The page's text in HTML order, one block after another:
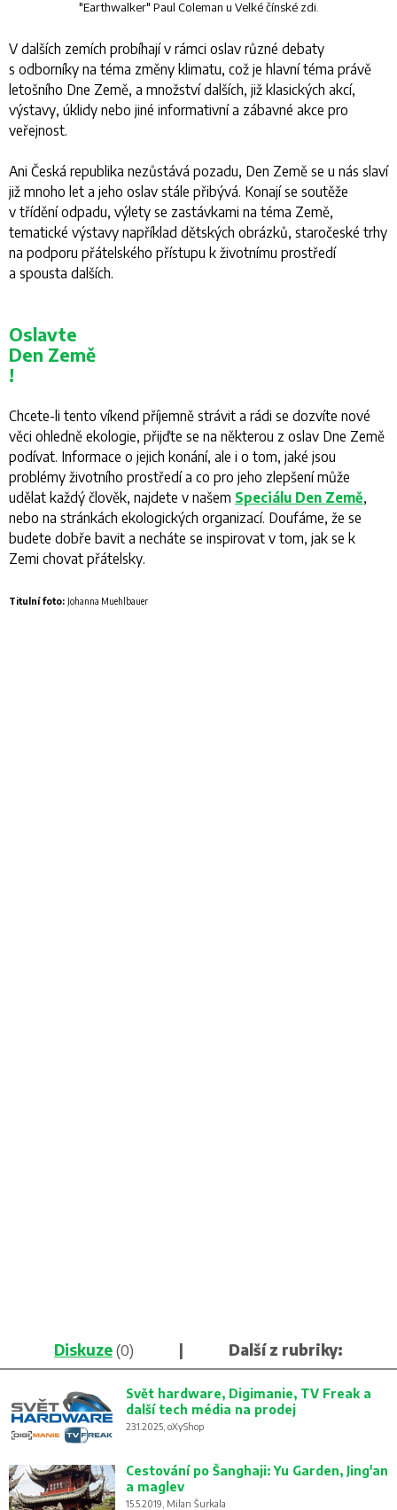
"Earthwalker" Paul Coleman u Velké čínské zdi.
V dalších zemích probíhají v rámci oslav různé debaty
s odborníky na téma změny klimatu, což je hlavní téma právě
letošního Dne Země, a množství dalších, již klasických akcí,
výstavy, úklidy nebo jiné informativní a zábavné akce pro
veřejnost.
Ani Česká republika nezůstává pozadu, Den Země se u nás slaví
již mnoho let a jeho oslav stále přibývá. Konají se soutěže
v třídění odpadu, výlety se zastávkami na téma Země,
tematické výstavy například dětských obrázků, staročeské trhy
na podporu přátelského přístupu k životnímu prostředí
a spousta dalších.
Oslavte
Den Země
!
Chcete-li tento víkend příjemně strávit a rádi se dozvíte nové
věci ohledně ekologie, přijďte se na některou z oslav Dne Země
podívat. Informace o jejich konání, ale i o tom, jaké jsou
problémy životního prostředí a co pro jeho zlepšení může
udělat každý člověk, najdete v našem Speciálu Den Země,
nebo na stránkách ekologických organizací. Doufáme, že se
budete dobře bavit a necháte se inspirovat v tom, jak se k
Zemi chovat přátelsky.
Titulní foto: Johanna Muehlbauer
Diskuze(0) | Další z rubriky:
Svět hardware, Digimanie, TV Freak a
další tech média na prodej
23.1.2025, oXyShop
Cestování po Šanghaji: Yu Garden, Jing'an
a maglev
15.5.2019, Milan Šurkala